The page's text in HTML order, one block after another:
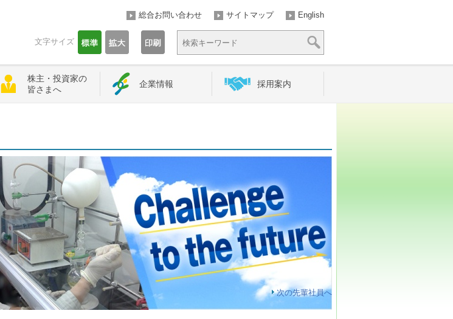
English
サイトマップ
総合お問い合わせ
文字サイズ
株主・投資家の
皆さまへ
企業情報 採用案内
次の先輩社員へ